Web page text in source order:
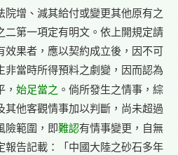
院增、減其給付或變更其他原有之
二第一項定有明文。依上開規定請
果者，應以契約成立後，因不可
非當時所得預料之劇變，因而認為
， 始足當之 。倘所發生之情事，綜
其他客觀情事加以判斷，尚未超過
險範圍，即難認有情事變更，自無
報告記載：「中國大陸之砂石多年